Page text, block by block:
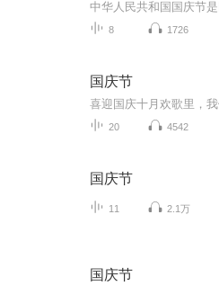
8 1726
国庆节
20 4542
国庆节
11 2.1万
国庆节